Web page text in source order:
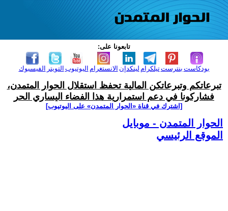
تابعونا على:
الفيسبوك التويتر اليوتيوب الانستغرام لينكدإن تيلكرامبنترست بودكاست
تبرعاتكم وتبرعاتكن المالية تحفظ استقلال الحوار المتمدن،
فشاركونا في دعم استمرارية هذا الفضاء اليساري الحر
[اشترك في قناة ‫«الحوار المتمدن» على اليوتيوب]
الحوار المتمدن - موبايل
الموقع الرئيسي